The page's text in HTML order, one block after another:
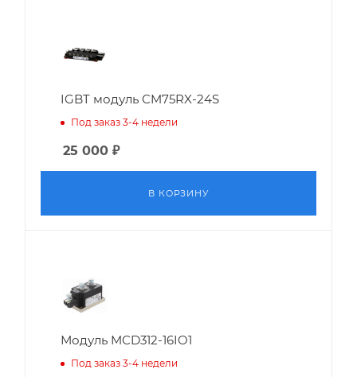
IGBT модуль CM75RX-24S
Под заказ 3-4 недели
25 000 ₽
В КОРЗИНУ
Модуль MCD312-16IO1
Под заказ 3-4 недели